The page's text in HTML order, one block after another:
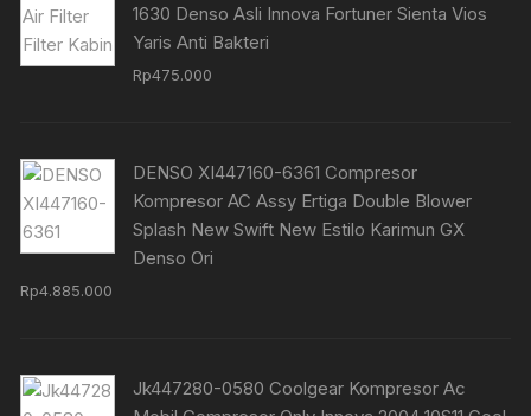
1630 Denso Asli Innova Fortuner Sienta Vios
Yaris Anti Bakteri
Rp475.000
DENSO XI447160-6361 Compresor
Kompresor AC Assy Ertiga Double Blower
Splash New Swift New Estilo Karimun GX
Denso Ori
Rp4.885.000
Jk447280-0580 Coolgear Kompresor Ac